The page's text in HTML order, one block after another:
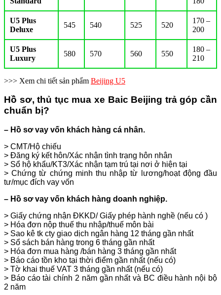
U5 Plus
Deluxe
545 540 525 520
170 –
200
U5 Plus
Luxury
580 570 560 550
180 –
210
>>> Xem chi tiết sản phẩm Beijing U5
Hồ sơ, thủ tục mua xe Baic Beijing trả góp cần
chuẩn bị?
– Hồ sơ vay vốn khách hàng cá nhân.
> CMT/Hộ chiếu
> Đăng ký kết hôn/Xác nhận tình trạng hôn nhân
> Sổ hộ khẩu/KT3/Xác nhận tạm trú tại nơi ở hiện tại
> Chứng từ chứng minh thu nhập từ lương/hoạt động đầu
tư/mục đích vay vốn
– Hồ sơ vay vốn khách hàng doanh nghiệp.
> Giấy chứng nhận ĐKKD/ Giấy phép hành nghề (nếu có )
> Hóa đơn nộp thuế thu nhập/thuế môn bài
> Sao kê tk cty giao dịch ngân hàng 12 tháng gần nhất
> Sổ sách bán hàng trong 6 tháng gần nhất
> Hóa đơn mua hàng /bán hàng 3 tháng gần nhất
> Báo cáo tồn kho tại thời điểm gần nhất (nếu có)
> Tờ khai thuế VAT 3 tháng gần nhất (nếu có)
> Báo cáo tài chính 2 năm gần nhất và BC điều hành nội bộ
2 năm